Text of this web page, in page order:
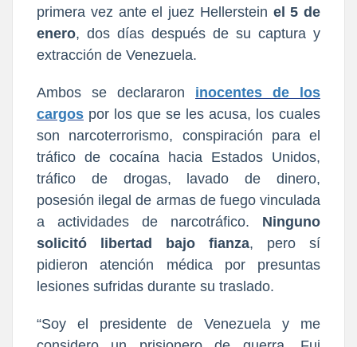
primera vez ante el juez Hellerstein el 5 de
enero, dos días después de su captura y
extracción de Venezuela.
Ambos se declararon
inocentes de los
cargos por los que se les acusa, los cuales
son narcoterrorismo, conspiración para el
tráfico de cocaína hacia Estados Unidos,
tráfico de drogas, lavado de dinero,
posesión ilegal de armas de fuego vinculada
a actividades de narcotráfico.
Ninguno
solicitó libertad bajo fianza, pero sí
pidieron atención médica por presuntas
lesiones sufridas durante su traslado.
“Soy el presidente de Venezuela y me